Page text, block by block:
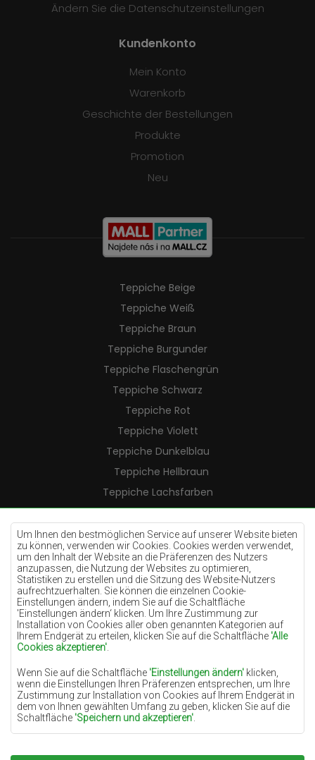
Um Ihnen den bestmöglichen Service auf unserer Website bieten
zu können, verwenden wir Cookies. Cookies werden verwendet,
um den Inhalt der Website an die Präferenzen des Nutzers
anzupassen, die Nutzung der Websites zu optimieren,
Statistiken zu erstellen und die Sitzung des Website-Nutzers
aufrechtzuerhalten. Sie können die einzelnen Cookie-
Einstellungen ändern, indem Sie auf die Schaltfläche
'Einstellungen ändern‘ klicken. Um Ihre Zustimmung zur
Installation von Cookies aller oben genannten Kategorien auf
Ihrem Endgerät zu erteilen, klicken Sie auf die Schaltfläche 'Alle
Cookies akzeptieren'
Wenn Sie auf die Schaltfläche 'Einstellungen ändern' klicken,
wenn die Einstellungen Ihren Präferenzen entsprechen, um Ihre
Zustimmung zur Installation von Cookies auf Ihrem Endgerät in
dem von Ihnen gewählten Umfang zu geben, klicken Sie auf die
Schaltfläche 'Speichern und akzeptieren'
Grundlage für die Verarbeitung das berechtigte Interesse des
Ändern Sie die Datenschutzeinstellungen
Kundenkonto
Mein Konto
Warenkorb
Geschichte der Bestellungen
Produkte
Promotion
Neu
Teppiche Beige
Teppiche Weiß
Teppiche Braun
Teppiche Burgunder
Teppiche Flaschengrün
Teppiche Schwarz
Teppiche Rot
Teppiche Violett
Teppiche Dunkelblau
Teppiche Hellbraun
Teppiche Lachsfarben
Teppiche Cremefarben
Teppiche Lilac
Teppiche Gelb
Teppiche Pfefferminz
Teppiche Blau
Teppiche Orange
Teppiche Rosa
Teppiche Terrakotte
Teppiche Grün
Teppiche Golden